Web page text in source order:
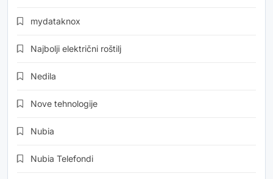
mydataknox
Najbolji električni roštilj
Nedila
Nove tehnologije
Nubia
Nubia Telefondi